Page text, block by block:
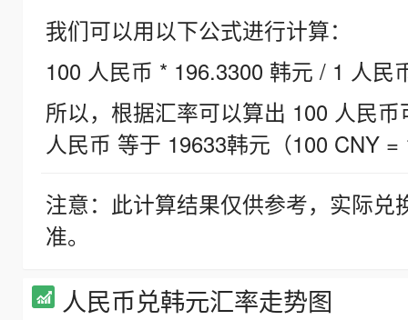
我们可以用以下公式进行计算：
100 人民币 * 196.3300 韩元 / 1 人民
所以，根据汇率可以算出 100 人民
人民币 等于 19633韩元（100 CNY =
注意：此计算结果仅供参考，实际
准。
人民币兑韩元汇率走势图